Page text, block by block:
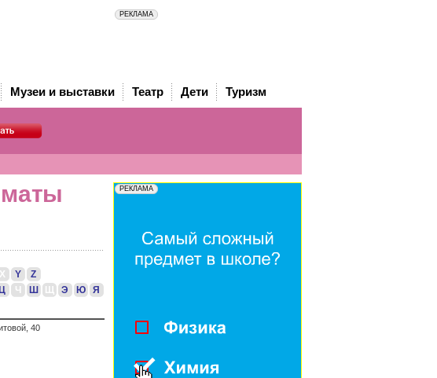
Музеи и выставки Театр Дети Туризм
X Y
Z
Ц Ч Ш Щ Э Ю Я
40